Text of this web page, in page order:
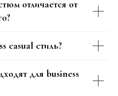
отличается от
casual стиль?
для business